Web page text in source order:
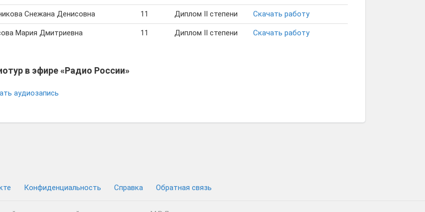
Снежана Денисовна 11 Диплом II степени Скачать работу
Мария Дмитриевна 11 Диплом II степени Скачать работу
в эфире «Радио России»
аудиозапись
Конфиденциальность Cправка Обратная связь